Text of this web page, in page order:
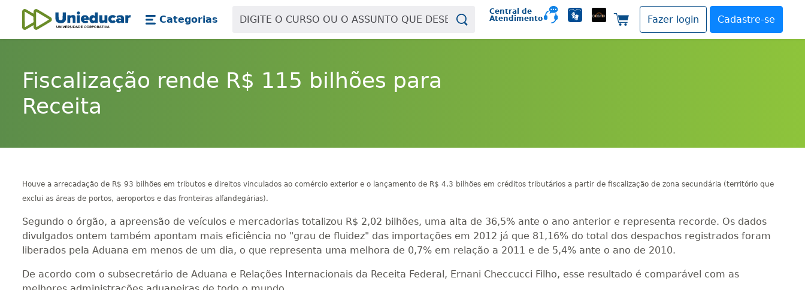
Skip main navigation
Skip to main content
Unieducar
Categorias
Central de
Atendimento
Carrinho de compras
Fazer login Cadastre-se
Fiscalização rende R$ 115 bilhões para
Receita
Houve a arrecadação de R$ 93 bilhões em tributos e direitos vinculados ao comércio exterior e o lançamento de R$ 4,3 bilhões em créditos tributários a partir de fiscalização de zona secundária (território que
exclui as áreas de portos, aeroportos e das fronteiras alfandegárias).
Segundo o órgão, a apreensão de veículos e mercadorias totalizou R$ 2,02 bilhões, uma alta de 36,5% ante o ano anterior e representa recorde. Os dados
divulgados ontem também apontam mais eficiência no "grau de fluidez" das importações em 2012 já que 81,16% do total dos despachos registrados foram
liberados pela Aduana em menos de um dia, o que representa uma melhora de 0,7% em relação a 2011 e de 5,4% ante o ano de 2010.
De acordo com o subsecretário de Aduana e Relações Internacionais da Receita Federal, Ernani Checcucci Filho, esse resultado é comparável com as